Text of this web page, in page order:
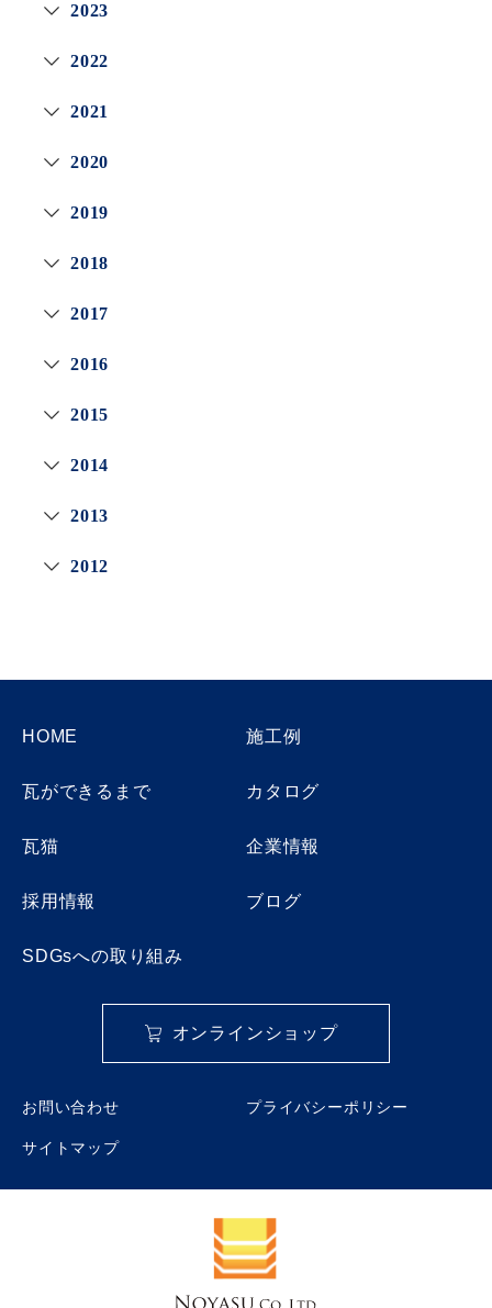
2023
2022
2021
2020
2019
2018
2017
2016
2015
2014
2013
2012
HOME 施工例
瓦ができるまで カタログ
瓦猫 企業情報
採用情報 ブログ
SDGsへの取り組み
オンラインショップ
お問い合わせ プライバシーポリシー
サイトマップ